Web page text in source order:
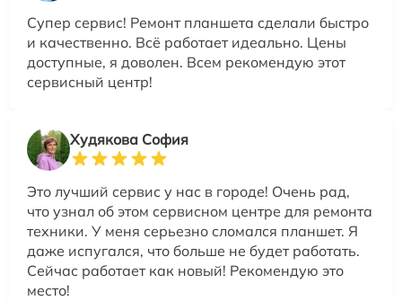
Супер сервис! Ремонт планшета сделали быстро
и качественно. Всё работает идеально. Цены
доступные, я доволен. Всем рекомендую этот
сервисный центр!
Худякова София
Это лучший сервис у нас в городе! Очень рад,
что узнал об этом сервисном центре для ремонта
техники. У меня серьезно сломался планшет. Я
даже испугался, что больше не будет работать.
Сейчас работает как новый! Рекомендую это
место!